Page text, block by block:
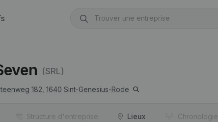
(SRL)
182, 1640 Sint-Genesius-Rode
Structure d'entreprise Lieux Chronologie